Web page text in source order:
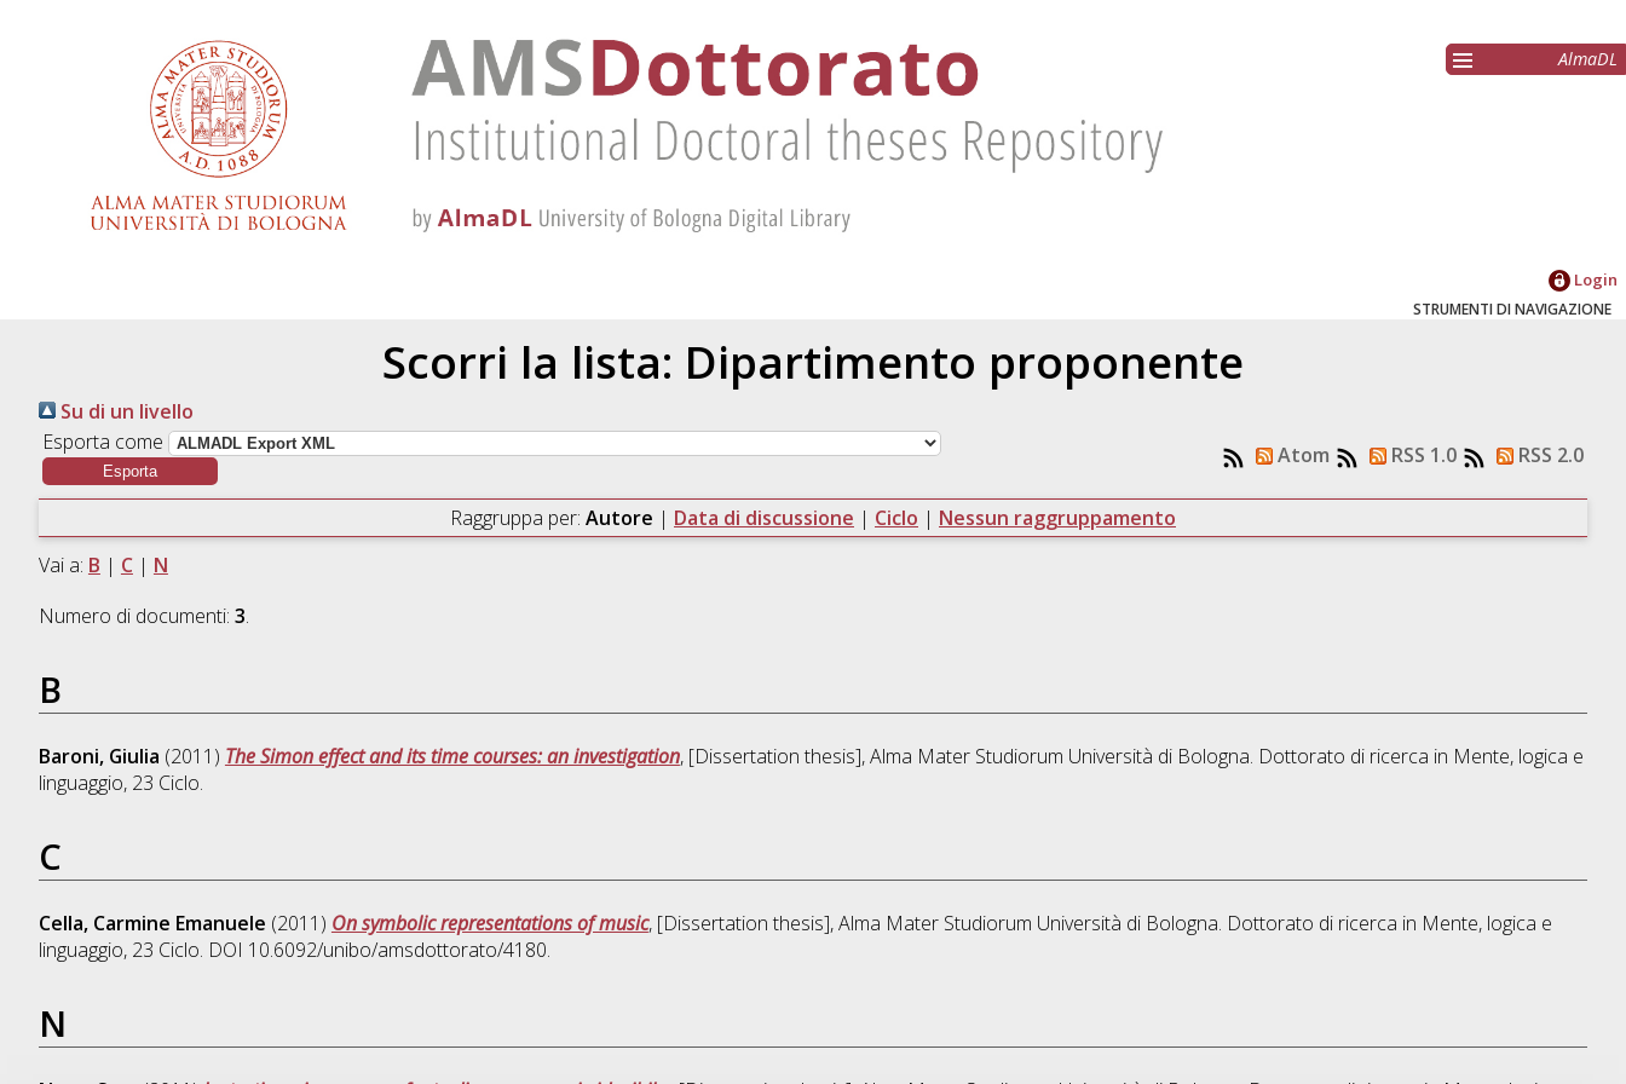
AlmaDL
Login
STRUMENTI DI NAVIGAZIONE
Scorri la lista: Dipartimento proponente
Su di un livello
Esporta come
Atom RSS 1.0 RSS 2.0
Raggruppa per: Autore | Data di discussione | Ciclo | Nessun raggruppamento
Vai a: B | C| N
Numero di documenti: 3.
B
Baroni, Giulia (2011) The Simon effect and its time courses: an investigation, [Dissertation thesis], Alma Mater Studiorum Università di Bologna. Dottorato di ricerca in Mente, logica e
linguaggio, 23 Ciclo.
C
Cella, Carmine Emanuele (2011) On symbolic representations of music, [Dissertation thesis], Alma Mater Studiorum Università di Bologna. Dottorato di ricerca in Mente, logica e
linguaggio, 23 Ciclo. DOI 10.6092/unibo/amsdottorato/4180.
N